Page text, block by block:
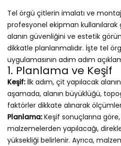
Tel örgü çitlerin imalatı ve
profesyonel ekipman kullanılarak
alanın güvenliğini ve estetik
dikkatle planlanmalıdır. İşte tel
uygulamasının adım adım
1. Planlama ve Keşif
Keşif:İlk adım, çit yapılacak
aşamada, alanın büyüklüğü,
faktörler dikkate alınarak ölçümler
Planlama:Keşif sonuçlarına
malzemelerden yapılacağı,
yüksekliği belirlenir. Ayrıca,